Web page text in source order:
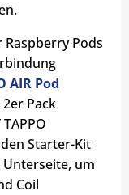
Raspberry Pods
AIR Pod
Pack
Starter-Kit
um
Coil